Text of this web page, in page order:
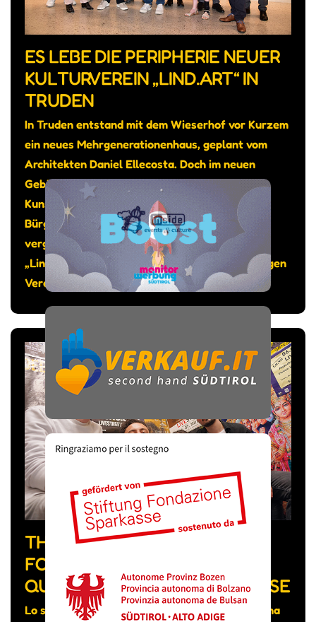
ES LEBE DIE PERIPHERIE NEUER
KULTURVEREIN „LIND.ART“ IN
TRUDEN
In Truden entstand mit dem Wieserhof vor Kurzem
ein neues Mehrgenerationenhaus, geplant vom
Architekten Daniel Ellecosta. Doch im neuen
Gebäude sollte auch genügend Platz sein für
Kunst und Kultur, so das Anliegen von
Bürgermeister Michael Epp. Gesagt getan: Am
vergangenen 12. Juni wurde der Kunstraum
„Lind.Art“ eingeweiht, bespielt vom gleichnamigen
Verein.
THE FEVER WEEK, LA BAND
FORMATA DA MUSICISTI DI
QUATTRO NAZIONALITÀ DIVERSE
Lo scorso mese hanno pubblicato su YouTube una